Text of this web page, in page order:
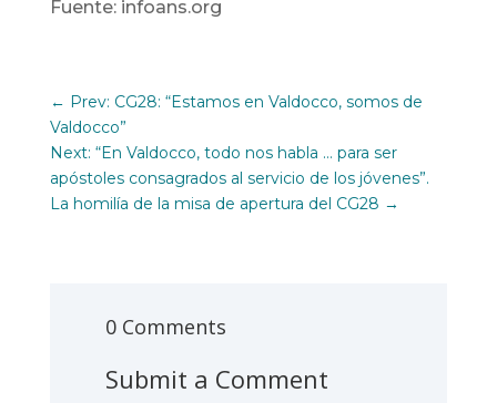
Fuente: infoans.org
← Prev: CG28: “Estamos en Valdocco, somos de
Valdocco”
Next: “En Valdocco, todo nos habla … para ser
apóstoles consagrados al servicio de los jóvenes”.
La homilía de la misa de apertura del CG28 →
0 Comments
Submit a Comment